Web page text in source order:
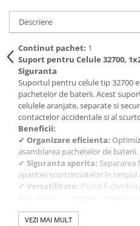
Descriere
Continut pachet: 1
Suport pentru Celule 32700,
Siguranta
Suportul pentru celule tip 32700
pachetelor de baterii. Acest
celulele aranjate, separate si
contactelor accidentale si al
Beneficii:
✔ Organizare eficienta:
asamblarea pachetelor de baterii.
✔ Siguranta sporita: Separarea
aparitiei scurtcircuitelor în timpul
✔ Versatilitate: Poate fi
baterii.
Continutul pachetului:
VEZI MAI MULT